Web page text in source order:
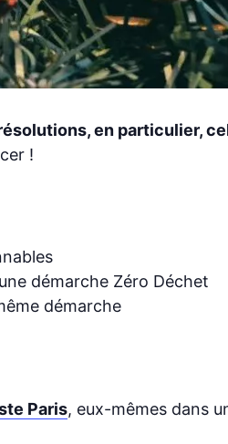
en particulier,
!
démarche Zéro Déchet
démarche
Paris, eux-mêmes dans